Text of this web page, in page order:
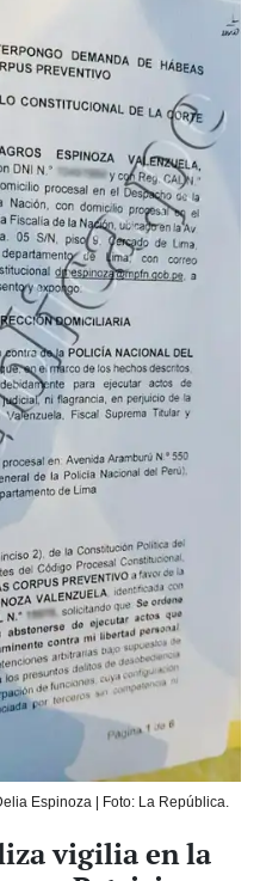
Espinoza | Foto: La República.
vigilia en la